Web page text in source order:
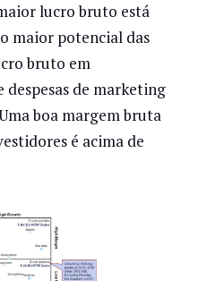
lucro bruto está
maior potencial das
bruto em
de marketing
boa margem bruta
é acima de